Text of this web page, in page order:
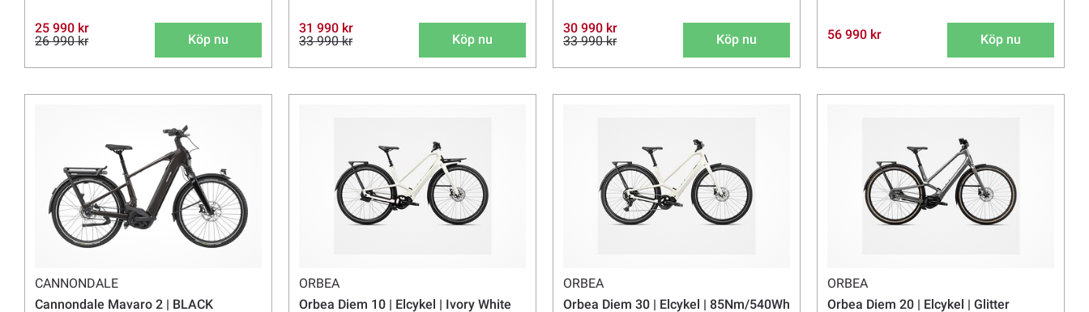
25 990 kr
26 990 kr
Köp nu
31 990 kr
33 990 kr
Köp nu
30 990 kr
33 990 kr
Köp nu 56 990 kr Köp nu
CANNONDALE
Cannondale Mavaro 2 | BLACK
ORBEA
Orbea Diem 10 | Elcykel | Ivory White
ORBEA
Orbea Diem 30 | Elcykel | 85Nm/540Wh
ORBEA
Orbea Diem 20 | Elcykel | Glitter